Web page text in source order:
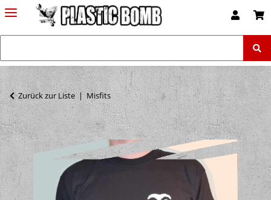
Zurück zur Liste Misfits